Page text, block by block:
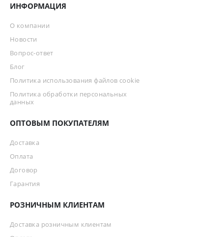
ИНФОРМАЦИЯ
О компании
Новости
Вопрос-ответ
Блог
Политика использования файлов cookie
Политика обработки персональных
данных
ОПТОВЫМ ПОКУПАТЕЛЯМ
Доставка
Оплата
Договор
Гарантия
РОЗНИЧНЫМ КЛИЕНТАМ
Доставка розничным клиентам